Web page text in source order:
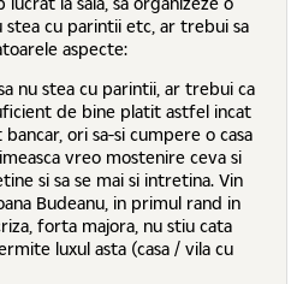
stea cu parintii etc, ar trebui sa
aspecte:
sa nu stea cu parintii, ar trebui ca
de bine platit astfel incat
ori sa-si cumpere o casa
vreo mostenire ceva si
si sa se mai si intretina. Vin
Budeanu, in primul rand in
forta majora, nu stiu cata
luxul asta (casa / vila cu